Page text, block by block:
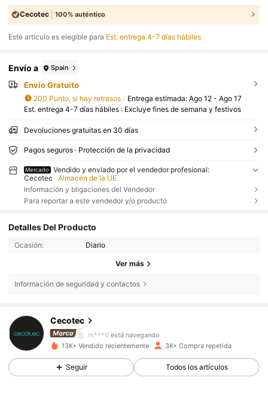
Cecotec 100% auténtico
Este artículo es elegible para Est. entrega 4-7 días hábiles
Envío a Spain
Envío Gratuito
200 Punto, si hay retrasos Entrega estimada: Ago 12 - Ago 17
Est. entrega 4-7 días hábiles : Excluye fines de semana y festivos
Devoluciones gratuitas en 30 días
Pagos seguros · Protección de la privacidad
Mercado
Vendido y enviado por el vendedor profesional:
Cecotec
Almacén de la UE
Información y bligaciones del Vendedor
Para reportar a este vendedor y/o producto
Detalles Del Producto
Ocasión: Diario
Ver más
Información de seguridad y contactos
Cecotec j***3
m***6 está navegando
4,79
24K Seguidores
13K+ Vendido recientemente 3K+ Compra repetida
Seguir Todos los artículos